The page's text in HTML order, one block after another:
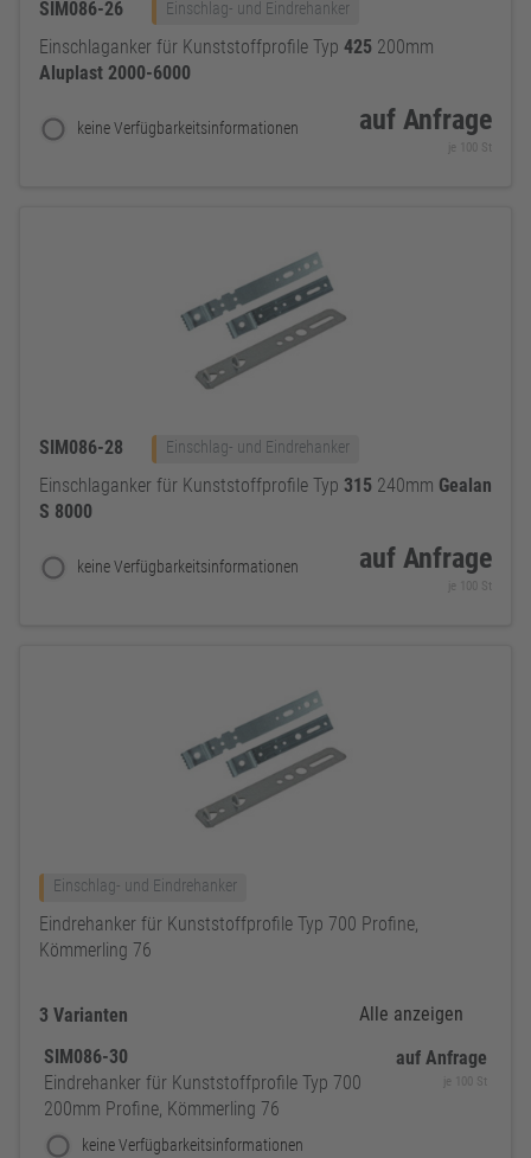
SIM086-26 Einschlag- und Eindrehanker
Einschlaganker für Kunststoffprofile Typ 425 200mm
Aluplast 2000-6000
keine Verfügbarkeitsinformationen auf Anfrage
je 100 St
SIM086-28 Einschlag- und Eindrehanker
Einschlaganker für Kunststoffprofile Typ 315 240mm Gealan
S 8000
keine Verfügbarkeitsinformationen auf Anfrage
je 100 St
Einschlag- und Eindrehanker
Eindrehanker für Kunststoffprofile Typ 700 Profine,
Kömmerling 76
3 Varianten
Alle anzeigen
SIM086-30
Eindrehanker für Kunststoffprofile Typ 700
200mm Profine, Kömmerling 76
keine Verfügbarkeitsinformationen
auf Anfrage
je 100 St